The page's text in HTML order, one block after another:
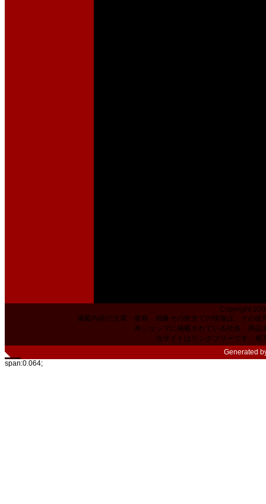
Copyright
掲載内容の文章・価格・画像その他全ての情報は、その
本ショップに掲載されている社名、商
当サイトはリンクフリーです。相
Generated
span:0.064;